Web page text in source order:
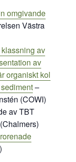
omgivande
Västra
av
av
organiskt kol
–
(COWI)
av TBT